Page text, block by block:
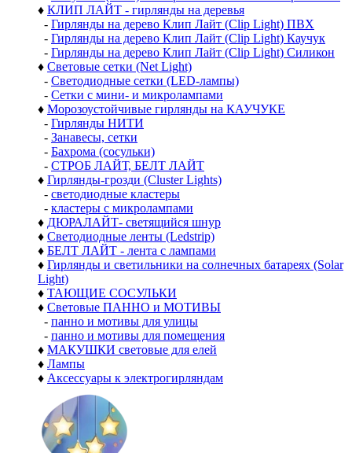
♦ КЛИП ЛАЙТ - гирлянды на деревья
- Гирлянды на дерево Клип Лайт (Clip Light) ПВХ
- Гирлянды на дерево Клип Лайт (Clip Light) Каучук
- Гирлянды на дерево Клип Лайт (Clip Light) Силикон
♦ Световые сетки (Net Light)
- Светодиодные сетки (LED-лампы)
- Сетки с мини- и микролампами
♦ Морозоустойчивые гирлянды на КАУЧУКЕ
- Гирлянды НИТИ
- Занавесы, сетки
- Бахрома (сосульки)
- СТРОБ ЛАЙТ, БЕЛТ ЛАЙТ
♦ Гирлянды-грозди (Cluster Lights)
- светодиодные кластеры
- кластеры с микролампами
♦ ДЮРАЛАЙТ- светящийся шнур
♦ Светодиодные ленты (Ledstrip)
♦ БЕЛТ ЛАЙТ - лента с лампами
♦ Гирлянды и светильники на солнечных батареях (Solar
Light)
♦ ТАЮЩИЕ СОСУЛЬКИ
♦ Световые ПАННО и МОТИВЫ
- панно и мотивы для улицы
- панно и мотивы для помещения
♦ МАКУШКИ световые для елей
♦ Лампы
♦ Аксессуары к электрогирляндам